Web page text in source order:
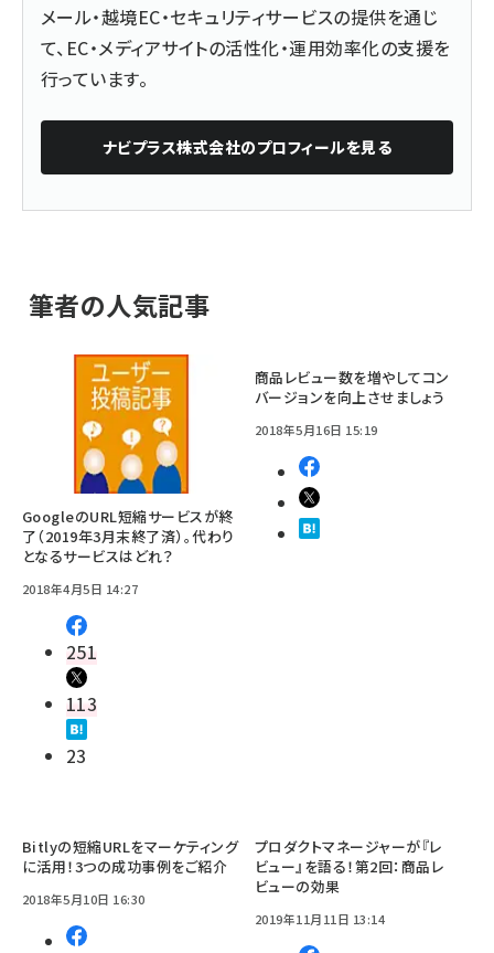
メール・越境EC・セキュリティサービスの提供を通じ
て、EC・メディアサイトの活性化・運用効率化の支援を
行っています。
ナビプラス株式会社のプロフィールを見る
筆者の人気記事
GoogleのURL短縮サービスが終
了（2019年3月末終了済）。代わり
となるサービスはどれ？
2018年4月5日 14:27
251
113
23
商品レビュー数を増やしてコン
バージョンを向上させましょう
2018年5月16日 15:19
Bitlyの短縮URLをマーケティング
に活用！3つの成功事例をご紹介
2018年5月10日 16:30
プロダクトマネージャーが『レ
ビュー』を語る！第2回：商品レ
ビューの効果
2019年11月11日 13:14